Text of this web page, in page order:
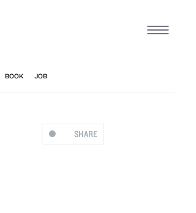
SHARE